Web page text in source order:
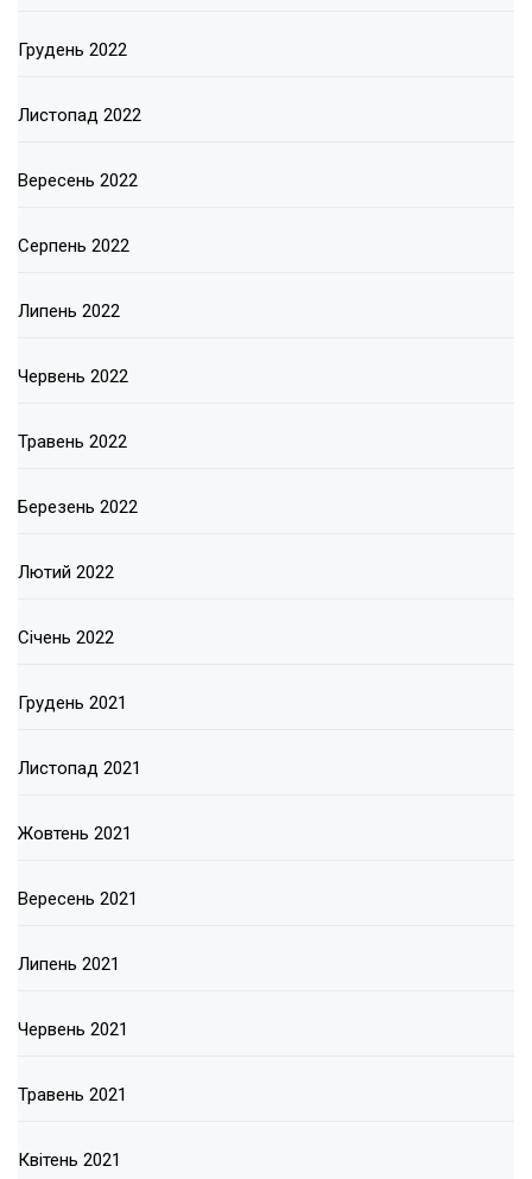
Грудень 2022
Листопад 2022
Вересень 2022
Серпень 2022
Липень 2022
Червень 2022
Травень 2022
Березень 2022
Лютий 2022
Січень 2022
Грудень 2021
Листопад 2021
Жовтень 2021
Вересень 2021
Липень 2021
Червень 2021
Травень 2021
Квітень 2021